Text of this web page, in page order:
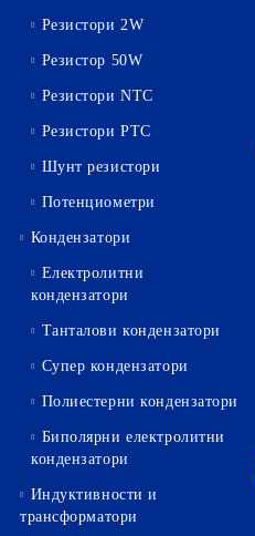
Резистори 2W
Резистор 50W
Резистори NTC
Резистори PTC
Шунт резистори
Потенциометри
Кондензатори
Електролитни
кондензатори
Танталови кондензатори
Супер кондензатори
Полиестерни кондензатори
Биполярни електролитни
кондензатори
Индуктивности и
трансформатори